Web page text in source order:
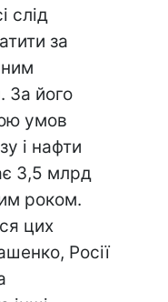
слід
за
За його
умов
і нафти
3,5 млрд
роком.
цих
Росії